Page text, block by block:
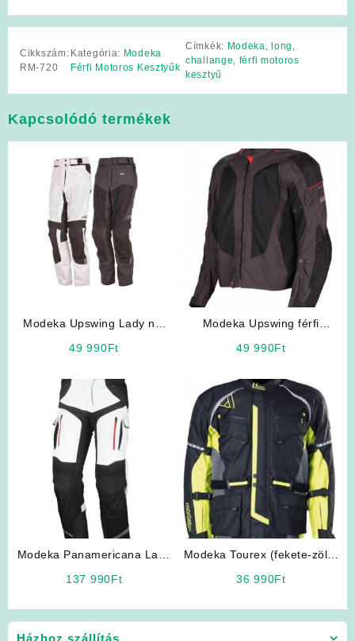
Házhoz szállítás
Cikkszám:
RM-720
Kategória: Modeka
Férfi Motoros Kesztyűk
Címkék: Modeka, long ,
challange, férfi motoros
kesztyű
Kapcsolódó termékek
Modeka Upswing Lady női
49 990Ft
Modeka Upswing férfi
49 990Ft
Modeka Panamericana Lady
137 990Ft
Modeka Tourex (fekete-zöld)
36 990Ft